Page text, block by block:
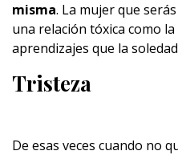
misma. La mujer que
una relación tóxica como
aprendizajes que la
Tristeza
De esas veces cuando no